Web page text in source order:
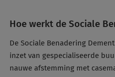
Hoe werkt de Sociale
De Sociale Benadering
inzet van gespecialiseerde
nauwe afstemming met